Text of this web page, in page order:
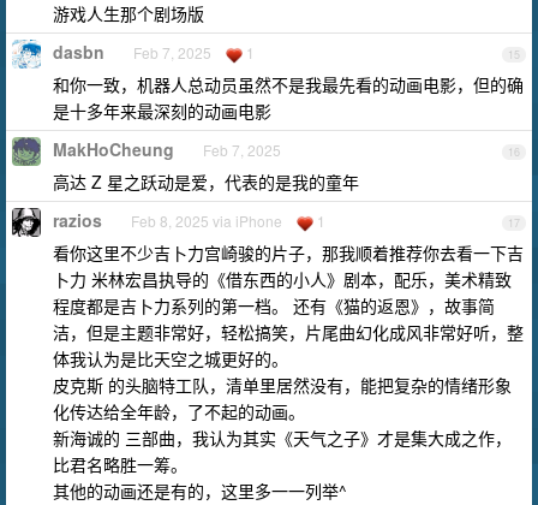
游戏人生那个剧场版
15
dasbn Feb 7, 2025 1
和你一致，机器人总动员虽然不是我最先看的动画电影，但的确
是十多年来最深刻的动画电影
16
MakHoCheung Feb 7, 2025
高达 Z 星之跃动是爱，代表的是我的童年
17
razios Feb 8, 2025 via iPhone 1
看你这里不少吉卜力宫崎骏的片子，那我顺着推荐你去看一下吉
卜力 米林宏昌执导的《借东西的小人》剧本，配乐，美术精致
程度都是吉卜力系列的第一档。 还有《猫的返恩》，故事简
洁，但是主题非常好，轻松搞笑，片尾曲幻化成风非常好听，整
体我认为是比天空之城更好的。
皮克斯 的头脑特工队，清单里居然没有，能把复杂的情绪形象
化传达给全年龄，了不起的动画。
新海诚的 三部曲，我认为其实《天气之子》才是集大成之作，
比君名略胜一筹。
其他的动画还是有的，这里多一一列举^